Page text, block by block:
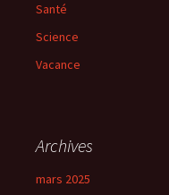
Santé
Science
Vacance
Archives
mars 2025